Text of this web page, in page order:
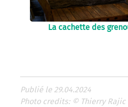
La cachette des
Publié le 29.04.2024
Photo credits: ©Thierry Rajic